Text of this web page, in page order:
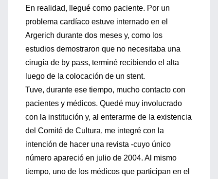
En realidad, llegué como paciente. Por un
problema cardíaco estuve internado en el
Argerich durante dos meses y, como los
estudios demostraron que no necesitaba una
cirugía de by pass, terminé recibiendo el alta
luego de la colocación de un stent.
Tuve, durante ese tiempo, mucho contacto con
pacientes y médicos. Quedé muy involucrado
con la institución y, al enterarme de la existencia
del Comité de Cultura, me integré con la
intención de hacer una revista -cuyo único
número apareció en julio de 2004. Al mismo
tiempo, uno de los médicos que participan en el